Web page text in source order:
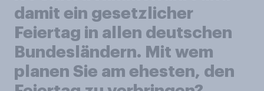
damit ein gesetzlicher
Feiertag in allen deutschen
Bundesländern. Mit wem
planen Sie am ehesten, den